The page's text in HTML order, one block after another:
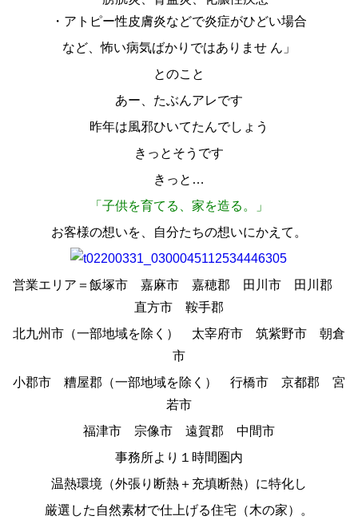
・アトピー性皮膚炎などで炎症がひどい場合
など、怖い病気ばかりではありませ ん」
とのこと
あー、たぶんアレです
昨年は風邪ひいてたんでしょう
きっとそうです
きっと…
「子供を育てる、家を造る。」
お客様の想いを、自分たちの想いにかえて。
営業エリア＝飯塚市 嘉麻市 嘉穂郡 田川市 田川郡
直方市 鞍手郡
北九州市（一部地域を除く） 太宰府市 筑紫野市 朝倉
市
小郡市 糟屋郡（一部地域を除く） 行橋市 京都郡 宮
若市
福津市 宗像市 遠賀郡 中間市
事務所より１時間圏内
温熱環境（外張り断熱＋充填断熱）に特化し
厳選した自然素材で仕上げる住宅（木の家）。